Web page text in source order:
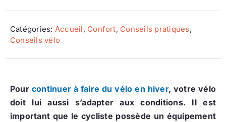
Catégories: Accueil, Confort, Conseils pratiques,
Conseils vélo
Pour continuer à faire du vélo en hiver, votre vélo
doit lui aussi s’adapter aux conditions. Il est
important que le cycliste possède un équipement